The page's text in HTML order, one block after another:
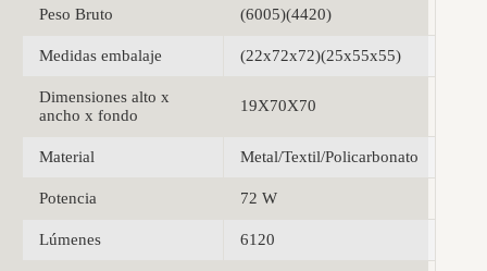
Peso Bruto (6005)(4420)
Medidas embalaje (22x72x72)(25x55x55)
Dimensiones alto x
ancho x fondo
19X70X70
Material Metal/Textil/Policarbonato
Potencia 72 W
Lúmenes 6120